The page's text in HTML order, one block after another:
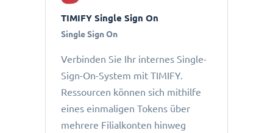
TIMIFY Single Sign On
Single Sign On
Verbinden Sie Ihr internes Single-
Sign-On-System mit TIMIFY.
Ressourcen können sich mithilfe
eines einmaligen Tokens über
mehrere Filialkonten hinweg